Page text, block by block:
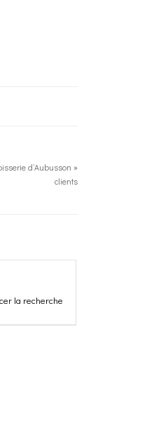
d’Aubusson »
clients
la recherche